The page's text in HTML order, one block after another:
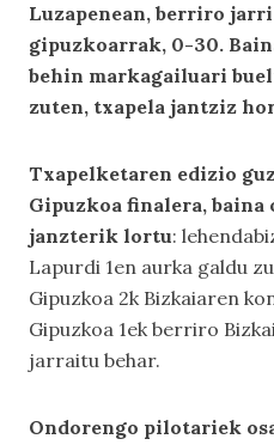
Luzapenean, berriro
gipuzkoarrak, 0-30.
behin markagailuari
zuten, txapela jantziz
Txapelketaren edizio
Gipuzkoa finalera,
janzterik lortu:
Lapurdi 1en aurka galdu
Gipuzkoa 2k Bizkaiaren
Gipuzkoa 1ek berriro
jarraitu behar.
Ondorengo pilotariek